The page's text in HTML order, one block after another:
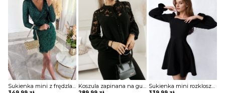
Sukienka mini z frędzlami na spódnicy Potita Koszula zapinana na guziki z koronką Sae Sukienka mini rozkloszowana z kwadratowym dekoltem Blagica